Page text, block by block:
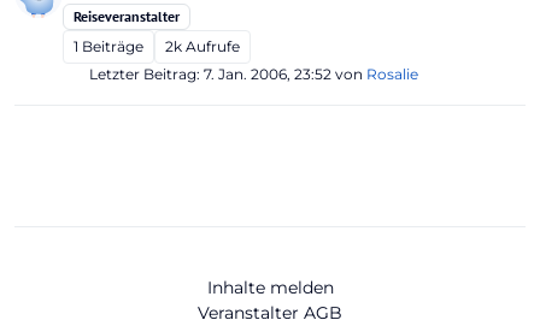
Reiseveranstalter
1 Beiträge 2k Aufrufe
Letzter Beitrag: 7. Jan. 2006, 23:52 von Rosalie
Inhalte melden
Veranstalter AGB